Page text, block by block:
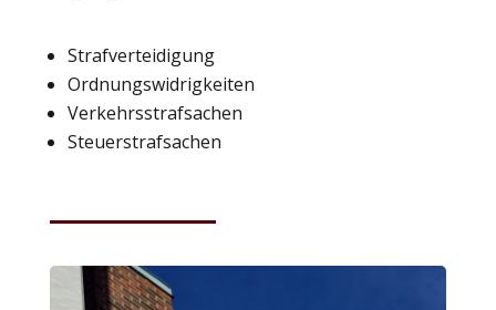
Strafverteidigung
Ordnungswidrigkeiten
Verkehrsstrafsachen
Steuerstrafsachen